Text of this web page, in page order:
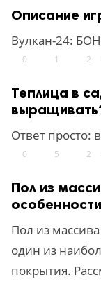
Описание
Вулкан-24:
0 1 2
Теплица в
Ответ просто:
0 5 2
Пол из
особенности
Пол из
один из
покрытия.